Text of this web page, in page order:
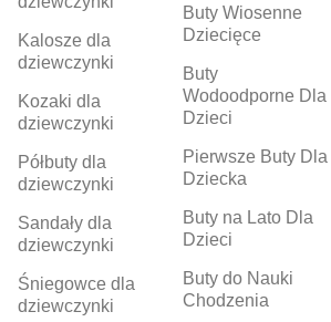
Kalosze dla
dziewczynki
Kozaki dla
dziewczynki
Półbuty dla
dziewczynki
Sandały dla
dziewczynki
Śniegowce dla
dziewczynki
Buty Wiosenne
Dziecięce
Buty
Wodoodporne Dla
Dzieci
Pierwsze Buty Dla
Dziecka
Buty na Lato Dla
Dzieci
Buty do Nauki
Chodzenia